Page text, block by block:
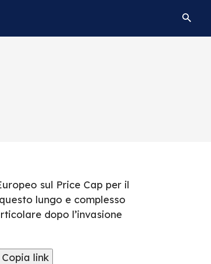
sul Price Cap per il
lungo e complesso
dopo l’invasione
Copia link